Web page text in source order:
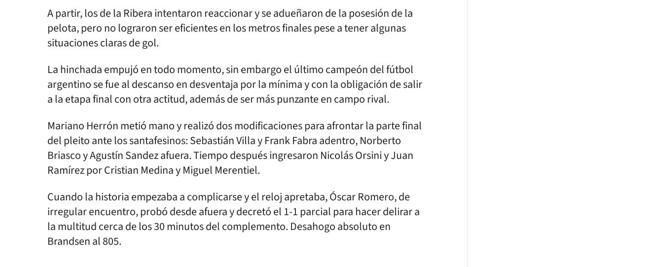
A partir, los de la Ribera intentaron reaccionar y se adueñaron de la posesión de la
pelota, pero no lograron ser eficientes en los metros finales pese a tener algunas
situaciones claras de gol.
La hinchada empujó en todo momento, sin embargo el último campeón del fútbol
argentino se fue al descanso en desventaja por la mínima y con la obligación de salir
a la etapa final con otra actitud, además de ser más punzante en campo rival.
Mariano Herrón metió mano y realizó dos modificaciones para afrontar la parte final
del pleito ante los santafesinos: Sebastián Villa y Frank Fabra adentro, Norberto
Briasco y Agustín Sandez afuera. Tiempo después ingresaron Nicolás Orsini y Juan
Ramírez por Cristian Medina y Miguel Merentiel.
Cuando la historia empezaba a complicarse y el reloj apretaba, Óscar Romero, de
irregular encuentro, probó desde afuera y decretó el 1-1 parcial para hacer delirar a
la multitud cerca de los 30 minutos del complemento. Desahogo absoluto en
Brandsen al 805.